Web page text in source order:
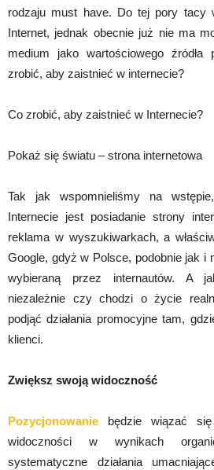
rodzaju must have. Do tej pory tacy
Internet, jednak obecnie już nie ma
medium jako wartościowego źródła
zrobić, aby zaistnieć w internecie?
Co zrobić, aby zaistnieć w Internecie?
Pokaż się światu – strona internetowa
Tak jak wspomnieliśmy na
Internecie jest posiadanie strony
reklama w wyszukiwarkach, a
Google, gdyż w Polsce, podobnie jak i
wybieraną przez internautów. A
niezależnie czy chodzi o życie
podjąć działania promocyjne tam,
klienci.
Zwiększ swoją widoczność
Pozycjonowanie będzie wiązać
widoczności w wynikach
systematyczne działania